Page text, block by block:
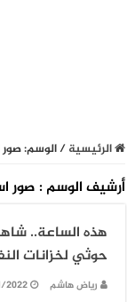
الرئيسية/الوسم:
أرشيف الوسم : صور
هذه الساعة..
حوثي لخزانات
رياض هاشم 2022